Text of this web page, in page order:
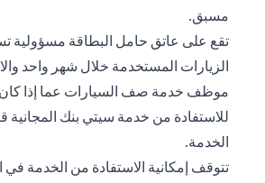
مسبق.
تقع على عاتق حامل البطاقة مسؤولية
الزيارات المستخدمة خلال شهر واحد
موظف خدمة صف السيارات عما إذا كان
للاستفادة من خدمة سيتي بنك المجانية
الخدمة.
تتوقف إمكانية الاستفادة من الخدمة في